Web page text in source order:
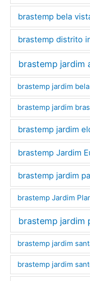
brastemp bela
brastemp distrito
brastemp jardim
brastemp jardim
brastemp jardim
brastemp jardim
brastemp Jardim
brastemp jardim
brastemp Jardim
brastemp jardim
brastemp jardim
brastemp jardim